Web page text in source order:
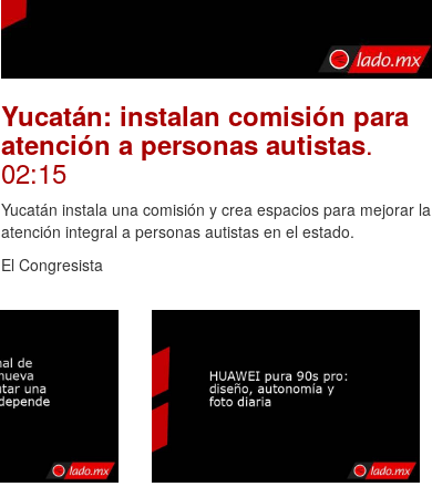
Yucatán: instalan comisión para
atención a personas autistas.
02:15
Yucatán instala una comisión y crea espacios para mejorar la
atención integral a personas autistas en el estado.
El Congresista